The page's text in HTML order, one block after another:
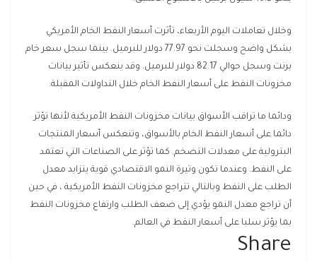
وخلال تعاملات اليوم الأربعاء، تأثرت أسعار النفط الخام الأمريكي
بشكل واضح وسجلت نحو 77.97 دولار للبرميل. بينما سجل سعر خام
برنت وسجل حوالي 82.17 دولار للبرميل. وقد ينعكس تأثير بيانات
مخزونات النفط على أسعار النفط الخام خلال التداولات المقبلة.
ودائما ما تراقب الأسواق بيانات مخزونات النفط الأمريكية لأنها تؤثر
دائما على أسعار النفط الخام بالأسواق، وتنعكس أسعار المنتجات
البترولية على معدلات التضخم. كما تؤثر على الصناعات التي تعتمد
على النفط. وعندما تكون وتيرة النمو الاقتصادي قوية يتزايد معدل
الطلب على النفط وبالتالي تتراجع مخزونات النفط الأمريكية ، في حين
أن تراجع معدل النمو يؤدي إلى ضعف الطلب وارتفاع مخزونات النفط
بما يؤثر سلبا على أسعار النفط في العالم.
Share